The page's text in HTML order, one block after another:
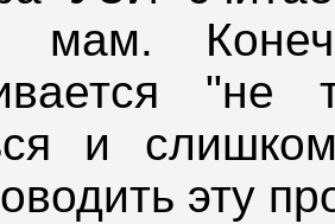
мам.
и
эту